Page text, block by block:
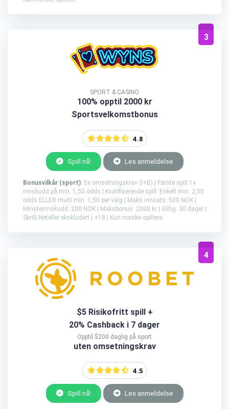
3
SPORT & CASINO
100% opptil 2000 kr
Sportsvelkomstbonus
4.8
Spill nå! Les anmeldelse
Bonusvilkår (sport): 5x omsetningskrav (I+B) | Første spill 1x
innskudd på min. 1,50 odds | Kvalifiserende spill: Enkelt min. 2,00
odds ELLER multi min. 1,50 per valg | Maks innsats: 500 NOK |
Minsteinnskudd: 200 NOK | Maksbonus: 2000 kr | Giltig: 30 dager |
Skrill/Neteller ekskludert | +18 | Kun norske spillere.
4
$5 Risikofritt spill +
20% Cashback i 7 dager
Opptil $200 daglig på sport
uten omsetningskrav
4.5
Spill nå! Les anmeldelse